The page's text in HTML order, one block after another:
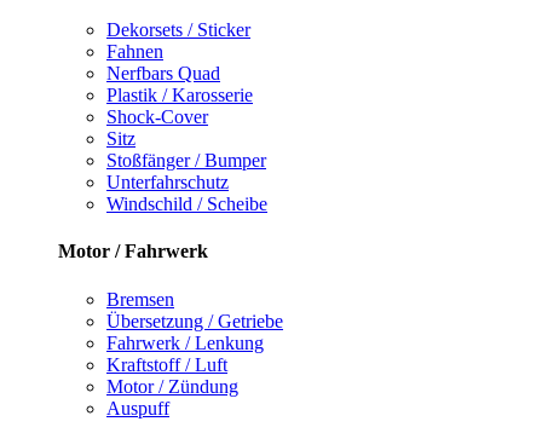
Dekorsets / Sticker
Fahnen
Nerfbars Quad
Plastik / Karosserie
Shock-Cover
Sitz
Stoßfänger / Bumper
Unterfahrschutz
Windschild / Scheibe
Motor / Fahrwerk
Bremsen
Übersetzung / Getriebe
Fahrwerk / Lenkung
Kraftstoff / Luft
Motor / Zündung
Auspuff